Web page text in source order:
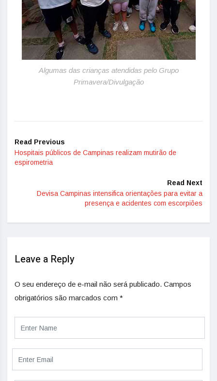
Algumas das crianças atendidas pelo Grupo
Primavera/Divulgação
Read Previous
Hospitais públicos de Campinas realizam mutirão de
espirometria
Read Next
Devisa Campinas intensifica orientações para evitar a
presença e acidentes com escorpiões
Leave a Reply
O seu endereço de e-mail não será publicado. Campos
obrigatórios são marcados com *